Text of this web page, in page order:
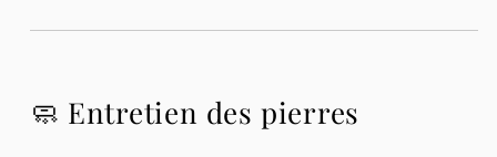
🧼 Entretien des pierres